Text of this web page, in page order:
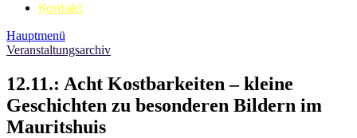
Kontakt
Hauptmenü
Veranstaltungsarchiv
12.11.: Acht Kostbarkeiten – kleine
Geschichten zu besonderen Bildern im
Mauritshuis